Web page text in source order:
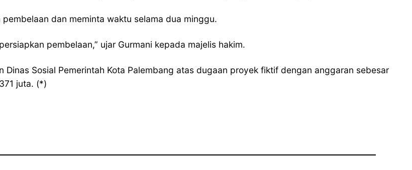
dan meminta waktu selama dua minggu.
pembelaan,” ujar Gurmani kepada majelis hakim.
Sosial Pemerintah Kota Palembang atas dugaan proyek fiktif dengan anggaran sebesar
juta. (*)